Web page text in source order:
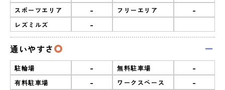
スポーツエリア
- フリーエリア -
レズミルズ -
通いやすさ
駐輪場 - 無料駐車場 -
有料駐車場 - ワークスペース -